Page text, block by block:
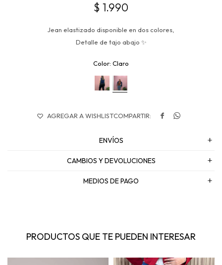
$ 1.990
Jean elastizado disponible en dos colores,
Detalle de tajo abajo ✨
Claro
 
ENVÍOS
CAMBIOS Y DEVOLUCIONES
MEDIOS DE PAGO
PRODUCTOS QUE TE PUEDEN INTERESAR